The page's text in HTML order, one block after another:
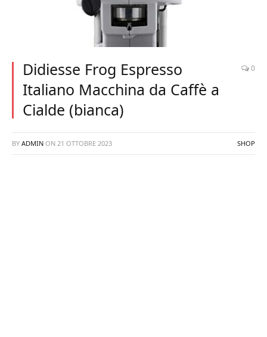
Didiesse Frog Espresso
Italiano Macchina da Caffè a
Cialde (bianca)
0
BY ADMIN ON 21 OTTOBRE 2023 SHOP